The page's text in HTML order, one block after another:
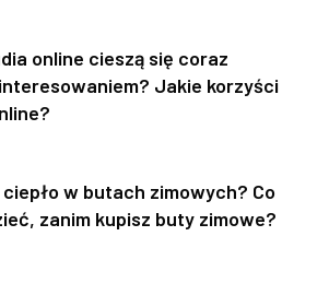
online cieszą się coraz
Jakie korzyści
w butach zimowych? Co
zanim kupisz buty zimowe?